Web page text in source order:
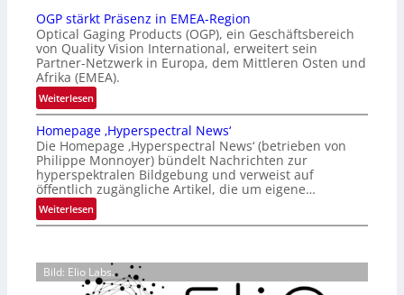
t
i
o
n
l
V
i
s
i
o
n
g
h
l
a
n
d
o
b
e
t
e
i
i
g
s
i
OGP stärkt Präsenz in EMEA-Region
Optical Gaging Products (OGP), ein Geschäftsbereich
von Quality Vision International, erweitert sein
Partner-Netzwerk in Europa, dem Mittleren Osten und
Afrika (EMEA).
Weiterlesen:
O
G
P
s
t
ä
r
P
r
Homepage ‚Hyperspectral News‘
Die Homepage ‚Hyperspectral News‘ (betrieben von
Philippe Monnoyer) bündelt Nachrichten zur
hyperspektralen Bildgebung und verweist auf
öffentlich zugängliche Artikel, die um eigene…
Weiterlesen:
H
m
e
Bild: Elio Labs.